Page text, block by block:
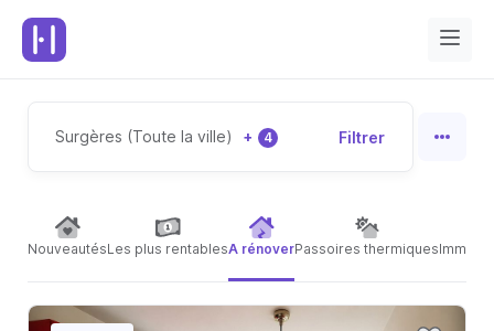
Surgères (Toute la ville) + 4 Filtrer
NouveautésLes plus rentablesA rénoverPassoires thermiques